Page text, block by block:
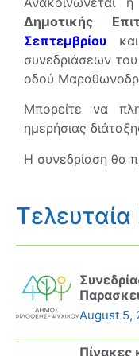
Δημοτικής
Σεπτεμβρίου
συνεδριάσεων
οδού
Μπορείτε να
ημερήσιας
Η συνεδρίαση θα
August 5,
Πίνακες